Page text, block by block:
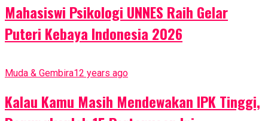
Mahasiswi Psikologi UNNES Raih Gelar
Puteri Kebaya Indonesia 2026
Muda & Gembira12 years ago
Kalau Kamu Masih Mendewakan IPK Tinggi,